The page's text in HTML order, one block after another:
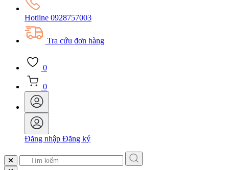
Hotline 0928757003
Tra cứu đơn hàng
0
0
Đăng nhập Đăng ký